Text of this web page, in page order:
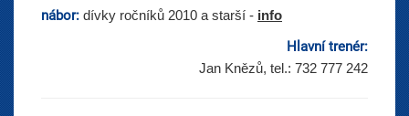
nábor: dívky ročníků 2010 a starší - info
Hlavní trenér:
Jan Knězů, tel.: 732 777 242